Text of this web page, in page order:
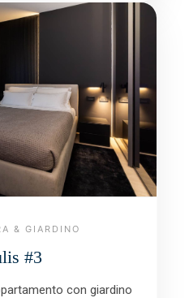
& GIARDINO
#3
con giardino